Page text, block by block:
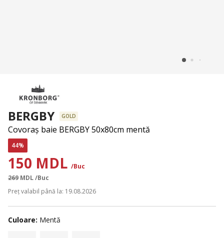
BERGBY GOLD
Covoraș baie BERGBY 50x80cm mentă
44%
150 MDL /Buc
269 MDL/Buc
Preț valabil până la: 19.08.2026
Culoare: Mentă